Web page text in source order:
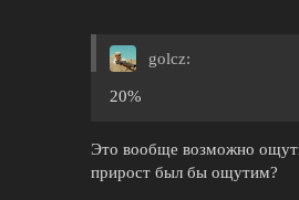
golcz:
20%
Это вообще возможно
прирост был бы ощутим?